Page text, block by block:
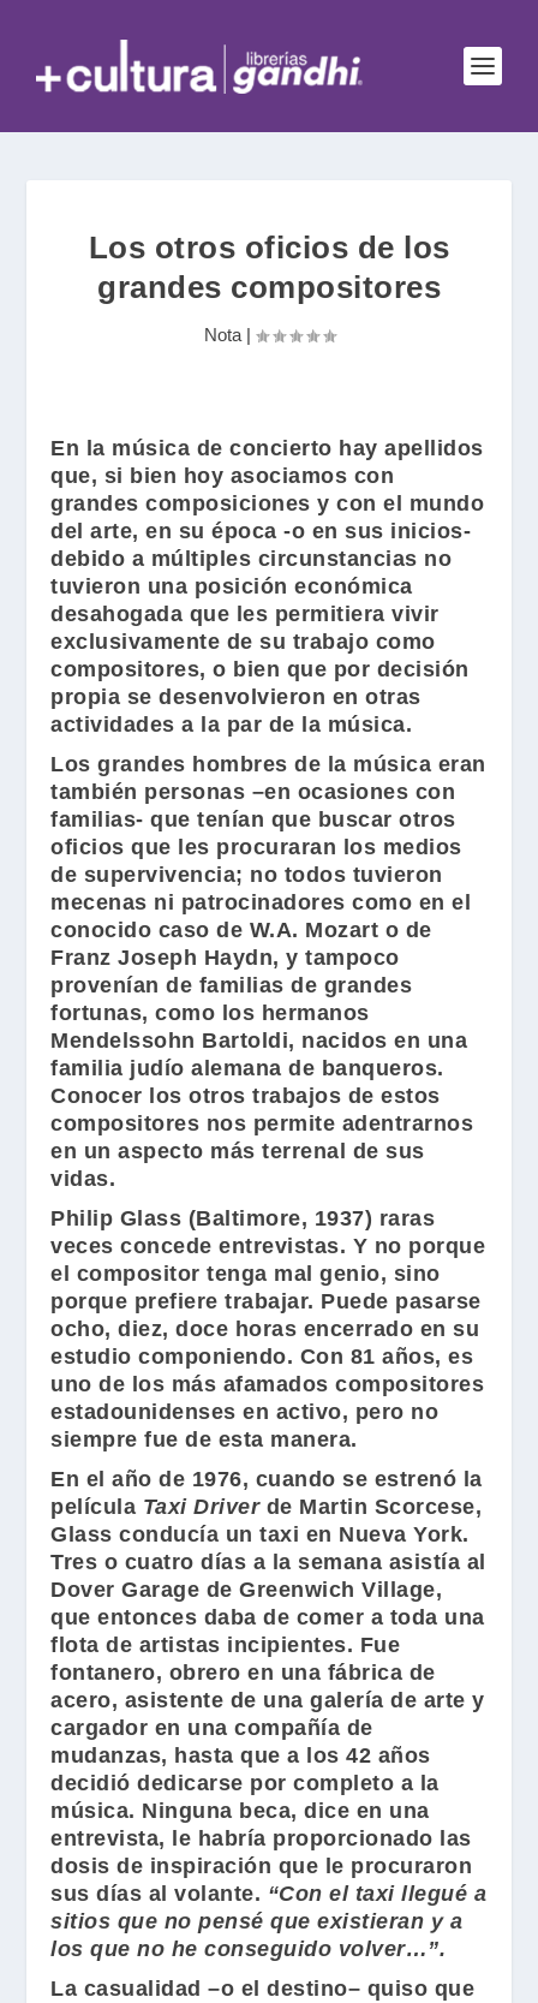
Los otros oficios de los
grandes compositores
Nota|
En la música de concierto hay apellidos
que, si bien hoy asociamos con
grandes composiciones y con el mundo
del arte, en su época -o en sus inicios-
debido a múltiples circunstancias no
tuvieron una posición económica
desahogada que les permitiera vivir
exclusivamente de su trabajo como
compositores, o bien que por decisión
propia se desenvolvieron en otras
actividades a la par de la música.
Los grandes hombres de la música eran
también personas –en ocasiones con
familias- que tenían que buscar otros
oficios que les procuraran los medios
de supervivencia; no todos tuvieron
mecenas ni patrocinadores como en el
conocido caso de W.A. Mozart o de
Franz Joseph Haydn, y tampoco
provenían de familias de grandes
fortunas, como los hermanos
Mendelssohn Bartoldi, nacidos en una
familia judío alemana de banqueros.
Conocer los otros trabajos de estos
compositores nos permite adentrarnos
en un aspecto más terrenal de sus
vidas.
Philip Glass (Baltimore, 1937) raras
veces concede entrevistas. Y no porque
el compositor tenga mal genio, sino
porque prefiere trabajar. Puede pasarse
ocho, diez, doce horas encerrado en su
estudio componiendo. Con 81 años, es
uno de los más afamados compositores
estadounidenses en activo, pero no
siempre fue de esta manera.
En el año de 1976, cuando se estrenó la
película Taxi Driverde Martin Scorcese,
Glass conducía un taxi en Nueva York.
Tres o cuatro días a la semana asistía al
Dover Garage de Greenwich Village,
que entonces daba de comer a toda una
flota de artistas incipientes. Fue
fontanero, obrero en una fábrica de
acero, asistente de una galería de arte y
cargador en una compañía de
mudanzas, hasta que a los 42 años
decidió dedicarse por completo a la
música. Ninguna beca, dice en una
entrevista, le habría proporcionado las
dosis de inspiración que le procuraron
sus días al volante. “Con el taxi llegué a
sitios que no pensé que existieran y a
los que no he conseguido volver…”.
La casualidad –o el destino– quiso que